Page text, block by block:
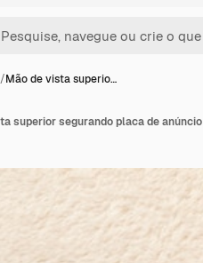
/Mão de vista superio…
superior segurando placa de anúncio